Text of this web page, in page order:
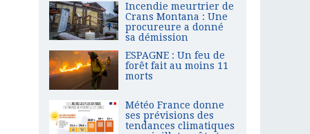
Incendie meurtrier de
Crans Montana : Une
procureure a donné
sa démission
ESPAGNE : Un feu de
forêt fait au moins 11
morts
Météo France donne
ses prévisions des
tendances climatiques